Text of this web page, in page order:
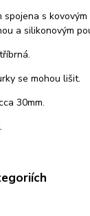
s kovovým
a silikonovým
se mohou lišit.
30mm.